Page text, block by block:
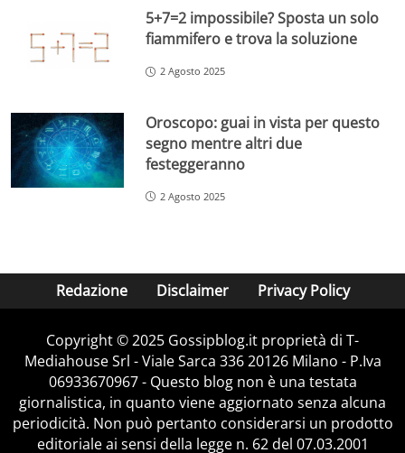
5+7=2 impossibile? Sposta un solo
fiammifero e trova la soluzione
2 Agosto 2025
Oroscopo: guai in vista per questo
segno mentre altri due
festeggeranno
2 Agosto 2025
Redazione Disclaimer Privacy Policy
Copyright © 2025 Gossipblog.it proprietà di T-
Mediahouse Srl - Viale Sarca 336 20126 Milano - P.Iva
06933670967 - Questo blog non è una testata
giornalistica, in quanto viene aggiornato senza alcuna
periodicità. Non può pertanto considerarsi un prodotto
editoriale ai sensi della legge n. 62 del 07.03.2001